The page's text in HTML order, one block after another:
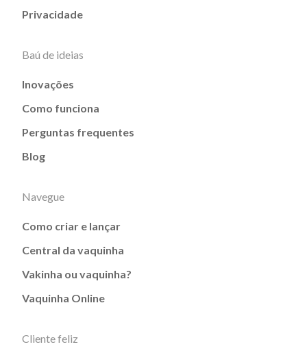
Privacidade
Baú de ideias
Inovações
Como funciona
Perguntas frequentes
Blog
Navegue
Como criar e lançar
Central da vaquinha
Vakinha ou vaquinha?
Vaquinha Online
Cliente feliz